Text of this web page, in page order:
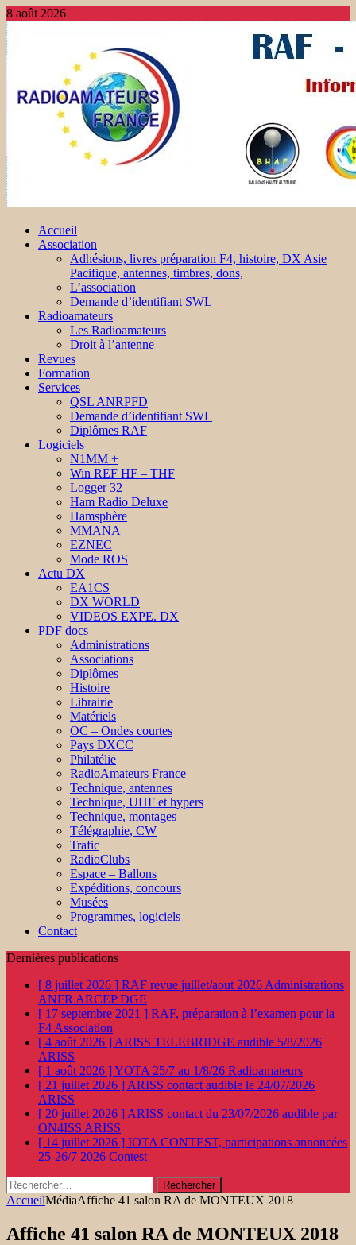
8 août 2026
Accueil
Association
Adhésions, livres préparation F4, histoire, DX Asie
Pacifique, antennes, timbres, dons,
L’association
Demande d’identifiant SWL
Radioamateurs
Les Radioamateurs
Droit à l’antenne
Revues
Formation
Services
QSL ANRPFD
Demande d’identifiant SWL
Diplômes RAF
Logiciels
N1MM +
Win REF HF – THF
Logger 32
Ham Radio Deluxe
Hamsphère
MMANA
EZNEC
Mode ROS
Actu DX
EA1CS
DX WORLD
VIDEOS EXPE. DX
PDF docs
Administrations
Associations
Diplômes
Histoire
Librairie
Matériels
OC – Ondes courtes
Pays DXCC
Philatélie
RadioAmateurs France
Technique, antennes
Technique, UHF et hypers
Technique, montages
Télégraphie, CW
Trafic
RadioClubs
Espace – Ballons
Expéditions, concours
Musées
Programmes, logiciels
Contact
Dernières publications
[ 8 juillet 2026 ] RAF revue juillet/aout 2026 Administrations
ANFR ARCEP DGE
[ 17 septembre 2021 ] RAF, préparation à l’examen pour la
F4 Association
[ 4 août 2026 ] ARISS TELEBRIDGE audible 5/8/2026
ARISS
[ 1 août 2026 ]YOTA 25/7 au 1/8/26 Radioamateurs
[ 21 juillet 2026 ] ARISS contact audible le 24/07/2026
ARISS
[ 20 juillet 2026 ] ARISS contact du 23/07/2026 audible par
ON4ISS ARISS
[ 14 juillet 2026 ] IOTA CONTEST, participations annoncées
25-26/7 2026 Contest
Rechercher :
AccueilMédiaAffiche 41 salon RA de MONTEUX 2018
Affiche 41 salon RA de MONTEUX 2018